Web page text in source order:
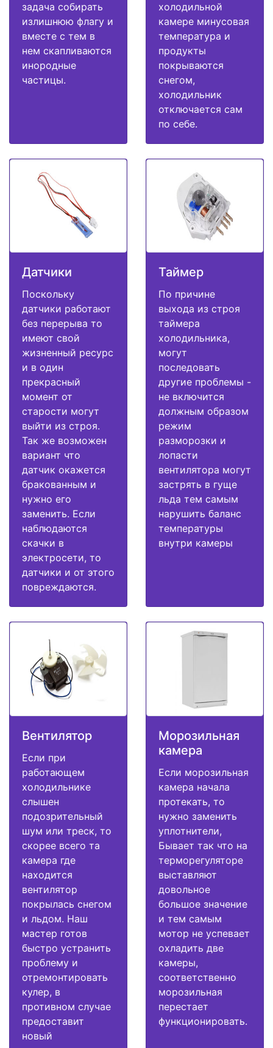
задача собирать
излишнюю флагу и
вместе с тем в
нем скапливаются
инородные
частицы.
холодильной
камере минусовая
температура и
продукты
покрываются
снегом,
холодильник
отключается сам
по себе.
Датчики
Поскольку
датчики работают
без перерыва то
имеют свой
жизненный ресурс
и в один
прекрасный
момент от
старости могут
выйти из строя.
Так же возможен
вариант что
датчик окажется
бракованным и
нужно его
заменить. Если
наблюдаются
скачки в
электросети, то
датчики и от этого
повреждаются.
Таймер
По причине
выхода из строя
таймера
холодильника,
могут
последовать
другие проблемы -
не включится
должным образом
режим
разморозки и
лопасти
вентилятора могут
застрять в гуще
льда тем самым
нарушить баланс
температуры
внутри камеры
Вентилятор
Если при
работающем
холодильнике
слышен
подозрительный
шум или треск, то
скорее всего та
камера где
находится
вентилятор
покрылась снегом
и льдом. Наш
мастер готов
быстро устранить
проблему и
отремонтировать
кулер, в
противном случае
предоставит
новый
Морозильная
камера
Если морозильная
камера начала
протекать, то
нужно заменить
уплотнители,
Бывает так что на
терморегуляторе
выставляют
довольное
большое значение
и тем самым
мотор не успевает
охладить две
камеры,
соответственно
морозильная
перестает
функционировать.